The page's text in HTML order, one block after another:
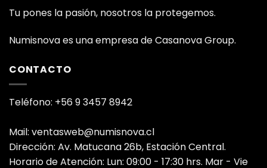
Tu pones la pasión, nosotros la protegemos.
Numisnova es una empresa de Casanova Group.
CONTACTO
Teléfono: +56 9 3457 8942
Mail: ventasweb@numisnova.cl
Dirección: Av. Matucana 26b, Estación Central.
Horario de Atención: Lun: 09:00 - 17:30 hrs. Mar - Vie